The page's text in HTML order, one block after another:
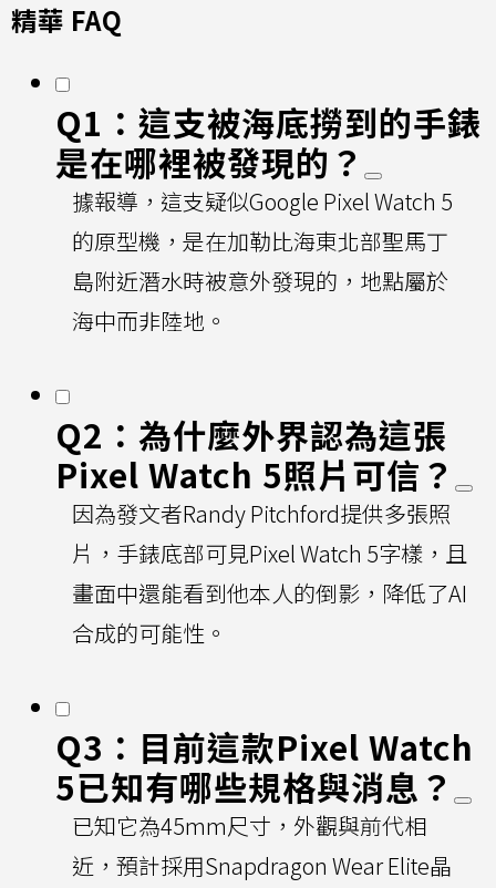
精華 FAQ
Q1：這支被海底撈到的手錶
是在哪裡被發現的？
據報導，這支疑似Google Pixel Watch 5
的原型機，是在加勒比海東北部聖馬丁
島附近潛水時被意外發現的，地點屬於
海中而非陸地。
Q2：為什麼外界認為這張
Pixel Watch 5照片可信？
因為發文者Randy Pitchford提供多張照
片，手錶底部可見Pixel Watch 5字樣，且
畫面中還能看到他本人的倒影，降低了AI
合成的可能性。
Q3：目前這款Pixel Watch
5已知有哪些規格與消息？
已知它為45mm尺寸，外觀與前代相
近，預計採用Snapdragon Wear Elite晶